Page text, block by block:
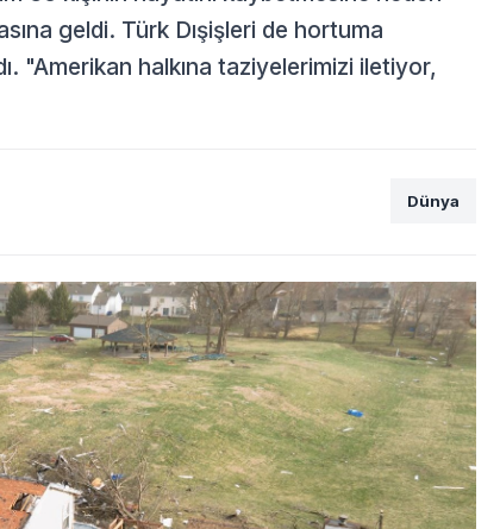
geldi. Türk Dışişleri de hortuma
"Amerikan halkına taziyelerimizi iletiyor,
Dünya